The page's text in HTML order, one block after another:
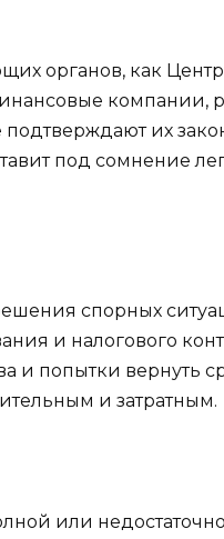
органов, как
компании,
их
под сомнение
спорных
и налогового
и попытки вернуть
и затратным.
или недостаточно